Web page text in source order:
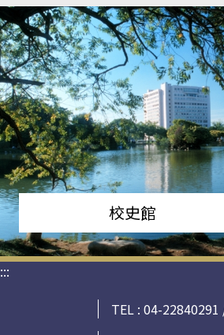
校史館
:::
TEL : 04-22840291